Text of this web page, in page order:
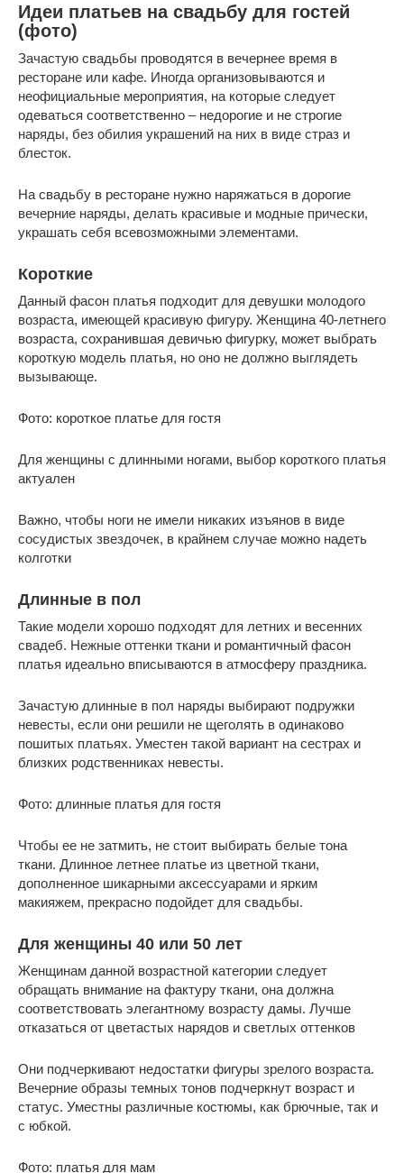
Идеи платьев на свадьбу для гостей
(фото)
Зачастую свадьбы проводятся в вечернее время в
ресторане или кафе. Иногда организовываются и
неофициальные мероприятия, на которые следует
одеваться соответственно – недорогие и не строгие
наряды, без обилия украшений на них в виде страз и
блесток.
На свадьбу в ресторане нужно наряжаться в дорогие
вечерние наряды, делать красивые и модные прически,
украшать себя всевозможными элементами.
Короткие
Данный фасон платья подходит для девушки молодого
возраста, имеющей красивую фигуру. Женщина 40-летнего
возраста, сохранившая девичью фигурку, может выбрать
короткую модель платья, но оно не должно выглядеть
вызывающе.
Фото: короткое платье для гостя
Для женщины с длинными ногами, выбор короткого платья
актуален
Важно, чтобы ноги не имели никаких изъянов в виде
сосудистых звездочек, в крайнем случае можно надеть
колготки
Длинные в пол
Такие модели хорошо подходят для летних и весенних
свадеб. Нежные оттенки ткани и романтичный фасон
платья идеально вписываются в атмосферу праздника.
Зачастую длинные в пол наряды выбирают подружки
невесты, если они решили не щеголять в одинаково
пошитых платьях. Уместен такой вариант на сестрах и
близких родственниках невесты.
Фото: длинные платья для гостя
Чтобы ее не затмить, не стоит выбирать белые тона
ткани. Длинное летнее платье из цветной ткани,
дополненное шикарными аксессуарами и ярким
макияжем, прекрасно подойдет для свадьбы.
Для женщины 40 или 50 лет
Женщинам данной возрастной категории следует
обращать внимание на фактуру ткани, она должна
соответствовать элегантному возрасту дамы. Лучше
отказаться от цветастых нарядов и светлых оттенков
Они подчеркивают недостатки фигуры зрелого возраста.
Вечерние образы темных тонов подчеркнут возраст и
статус. Уместны различные костюмы, как брючные, так и
с юбкой.
Фото: платья для мам